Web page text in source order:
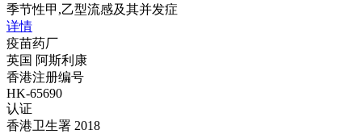
季节性甲,乙型流感及其并发症
详情
疫苗药厂
英国 阿斯利康
香港注册编号
HK-65690
认证
香港卫生署 2018